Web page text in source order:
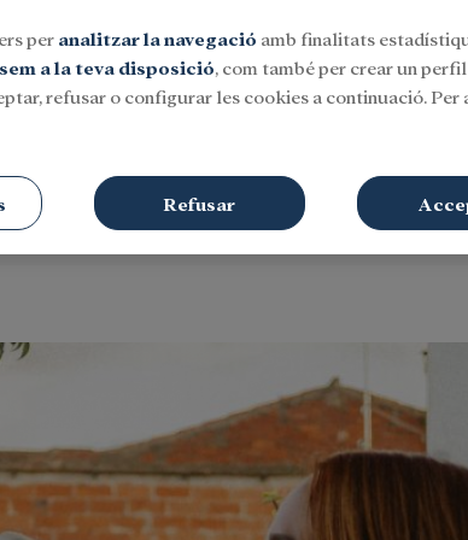
una amb la qual es pot viure bé
per analitzar la navegació amb finalitats
a la teva disposició, com també per crear un
refusar o configurar les cookies a continuació. Per
Refusar